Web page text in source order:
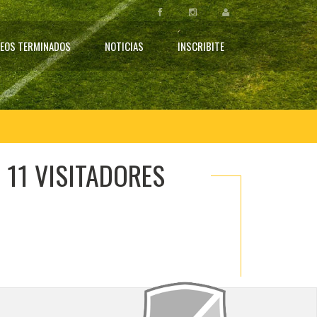
TERMINADOS NOTICIAS INSCRIBITE
VISITADORES